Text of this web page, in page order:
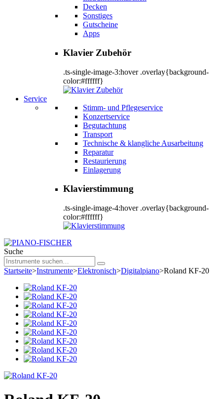
Decken
Sonstiges
Gutscheine
Apps
Klavier Zubehör
.ts-single-image-3:hover .overlay{background-
color:#ffffff}
Service
Stimm- und Pflegeservice
Konzertservice
Begutachtung
Transport
Technische & klangliche Ausarbeitung
Reparatur
Restaurierung
Einlagerung
Klavierstimmung
.ts-single-image-4:hover .overlay{background-
color:#ffffff}
Suche
Startseite>Instrumente>Elektronisch>Digitalpiano>Roland KF-20